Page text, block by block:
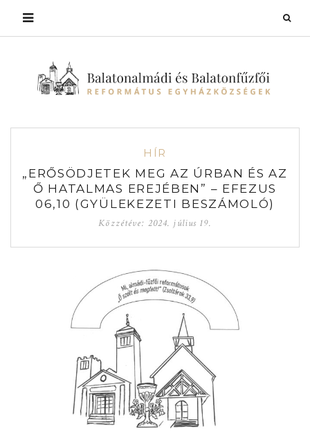
HÍR
„ERŐSÖDJETEK MEG AZ ÚRBAN ÉS AZ
Ő HATALMAS EREJÉBEN” – EFEZUS
06,10 (GYÜLEKEZETI BESZÁMOLÓ)
Közzétéve: 2024. július 19.